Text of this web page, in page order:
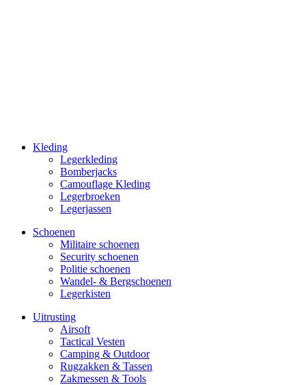
Kleding
Legerkleding
Bomberjacks
Camouflage Kleding
Legerbroeken
Legerjassen
Schoenen
Militaire schoe­nen
Security schoenen
Politie schoenen
Wandel- & Berg­­schoenen
Legerkisten
Uitrusting
Airsoft
Tactical Ves­ten
Camping & Outdoor
Rugzakken & Tassen
Zakmessen & Tools